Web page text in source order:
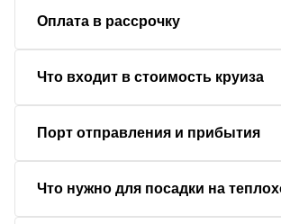
Оплата в рассрочку
Что входит в стоимость круиза
Порт отправления и прибытия
Что нужно для посадки на